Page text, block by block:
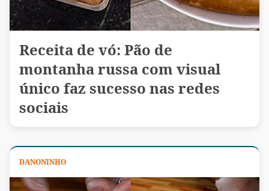
Receita de vó: Pão de
montanha russa com visual
único faz sucesso nas redes
sociais
DANONINHO